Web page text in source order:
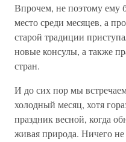
Впрочем, не поэтому ему
место среди месяцев, а
старой традиции
новые консулы, а также
стран.
И до сих пор мы
холодный месяц, хотя
праздник весной, когда
живая природа. Ничего